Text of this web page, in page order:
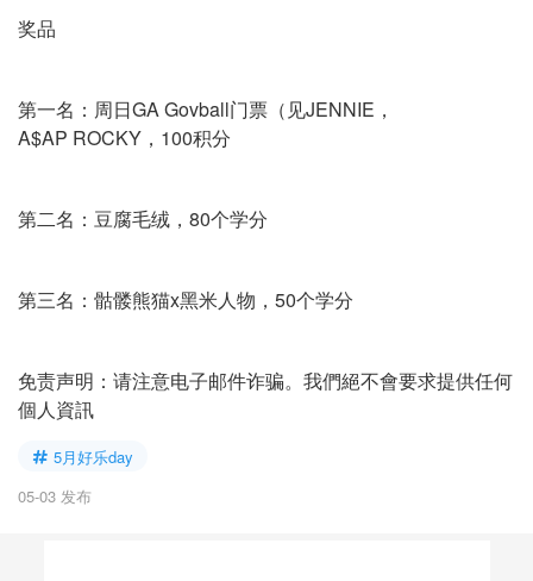
奖品
第一名：周日GA Govball门票（见JENNIE，
A$AP ROCKY，100积分
第二名：豆腐毛绒，80个学分
第三名：骷髅熊猫x黑米人物，50个学分
免责声明：请注意电子邮件诈骗。我們絕不會要求提供任何
個人資訊
5月好乐day
05-03 发布